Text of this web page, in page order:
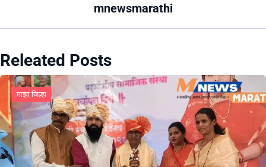
mnewsmarathi
Releated Posts
माझा जिल्हा